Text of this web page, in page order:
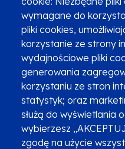
wymagane do
pliki cookies,
korzystanie ze strony
wydajnościowe pliki
generowania
korzystaniu ze stron
statystyk; oraz
służą do wyświetlania
wybierzesz
zgodę na użycie
Zgłoszenia podejrzenia
Newsletter
Najczęściej zadawane
Zobacz inne programy
Poznaj